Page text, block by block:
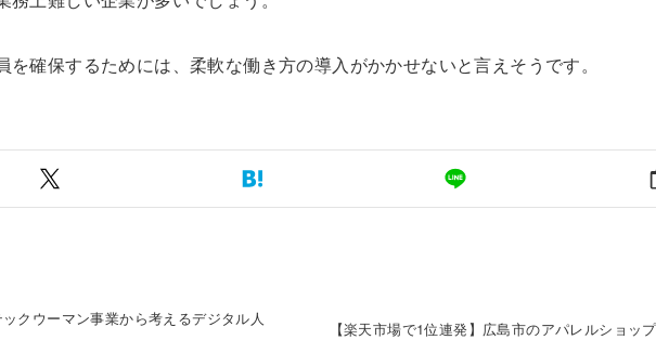
確保するためには、柔軟な働き方の導入がかかせないと言えそうです。
クウーマン事業から考えるデジタル人
【楽天市場で1位連発】広島市のアパレルショッ